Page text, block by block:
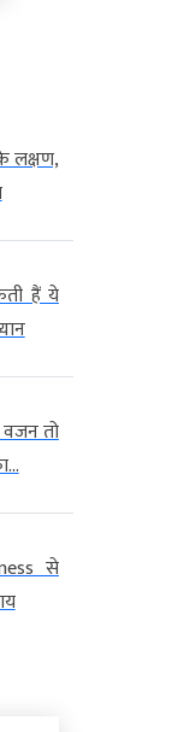
लक्षण,
हैं ये
तो
से